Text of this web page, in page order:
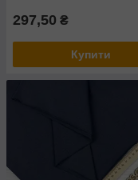
297,50 ₴
Купити